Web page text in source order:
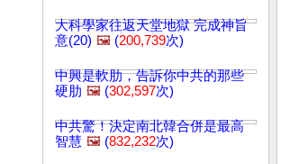
大科學家往返天堂地獄 完成神旨
意(20) 🖼️ (200,739次)
中興是軟肋，告訴你中共的那些
硬肋 🖼️ (302,597次)
中共驚！決定南北韓合併是最高
智慧 🖼️ (832,232次)